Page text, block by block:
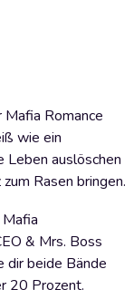
Romance
wie ein
Leben auslöschen
Rasen bringen.
& Mrs. Boss
dir beide Bände
20 Prozent.